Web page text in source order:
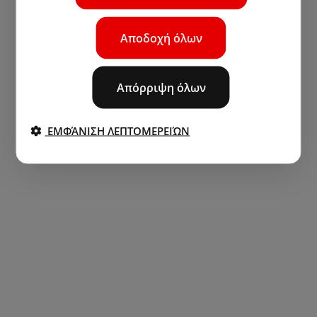
Αποδοχή όλων
Απόρριψη όλων
ΕΜΦΆΝΙΣΗ ΛΕΠΤΟΜΕΡΕΙΏΝ